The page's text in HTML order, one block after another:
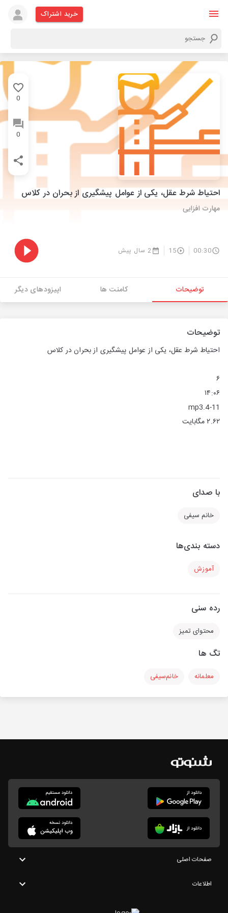
خرید اشتراک
0
0
احتیاط شرط عقل، یکی از عوامل پیشگیری از بحران در کلاس
مهارت افزایی
00:30
15 2 سال پیش
توضیحات کامنت ها اپیزودهای دیگر
توضیحات
احتیاط شرط عقل، یکی از عوامل پیشگیری از بحران در کلاس
۶
۱۴:۰۶
4-11.mp3
۲.۶۲ مگابایت
با صدای
خانم سیفی
دسته بندی‌ها
آموزش
رده سنی
محتوای تمیز
تگ ها
معلمانه خانم‌سیفی
صفحات اصلی
اطلاعات